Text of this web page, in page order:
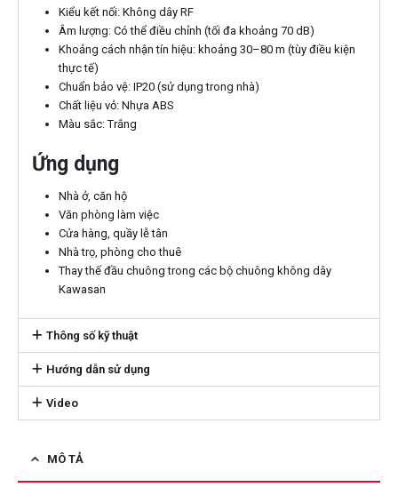
Kiểu kết nối: Không dây RF
Âm lượng: Có thể điều chỉnh (tối đa khoảng 70 dB)
Khoảng cách nhận tín hiệu: khoảng 30–80 m (tùy điều kiện
thực tế)
Chuẩn bảo vệ: IP20 (sử dụng trong nhà)
Chất liệu vỏ: Nhựa ABS
Màu sắc: Trắng
Ứng dụng
Nhà ở, căn hộ
Văn phòng làm việc
Cửa hàng, quầy lễ tân
Nhà trọ, phòng cho thuê
Thay thế đầu chuông trong các bộ chuông không dây
Kawasan
Thông số kỹ thuật
Hướng dẫn sử dụng
Video
MÔ TẢ